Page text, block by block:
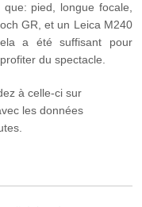
pied, longue focale,
GR, et un Leica M240
a été suffisant pour
du spectacle.
à celle-ci sur
les données